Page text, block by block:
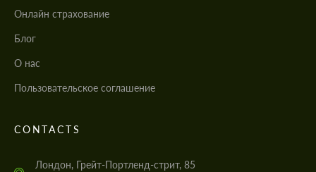
Онлайн страхование
Блог
О нас
Пользовательское соглашение
CONTACTS
Лондон, Грейт-Портленд-стрит, 85